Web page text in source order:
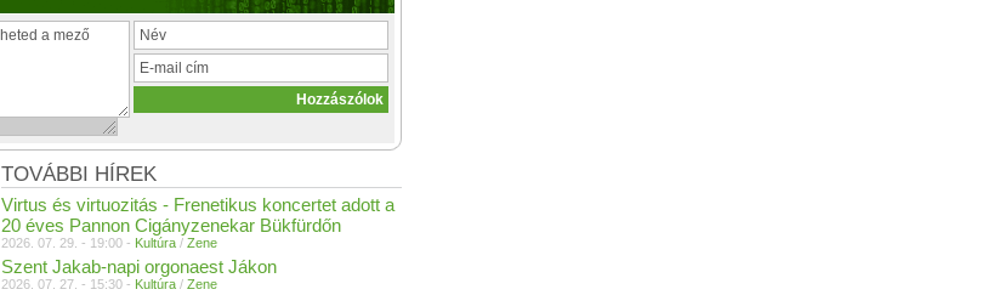
TOVÁBBI HÍREK
Virtus és virtuozitás - Frenetikus koncertet adott a
20 éves Pannon Cigányzenekar Bükfürdőn
2026. 07. 29. - 19:00 - Kultúra / Zene
Szent Jakab-napi orgonaest Jákon
2026. 07. 27. - 15:30 - Kultúra / Zene